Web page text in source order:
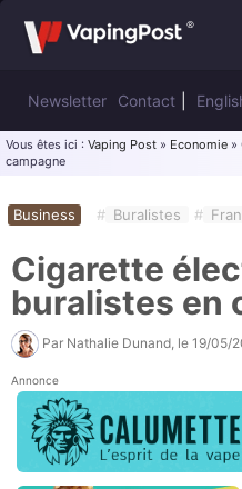
Newsletter Contact
Vous êtes ici : Vaping Post » Economie »
campagne
Business # Buralistes #
Cigarette
buralistes en
Par Nathalie Dunand , le 19/05/
Annonce